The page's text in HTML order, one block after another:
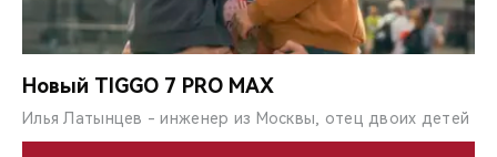
Новый TIGGO 7 PRO MAX
Илья Латынцев - инженер из Москвы, отец двоих детей